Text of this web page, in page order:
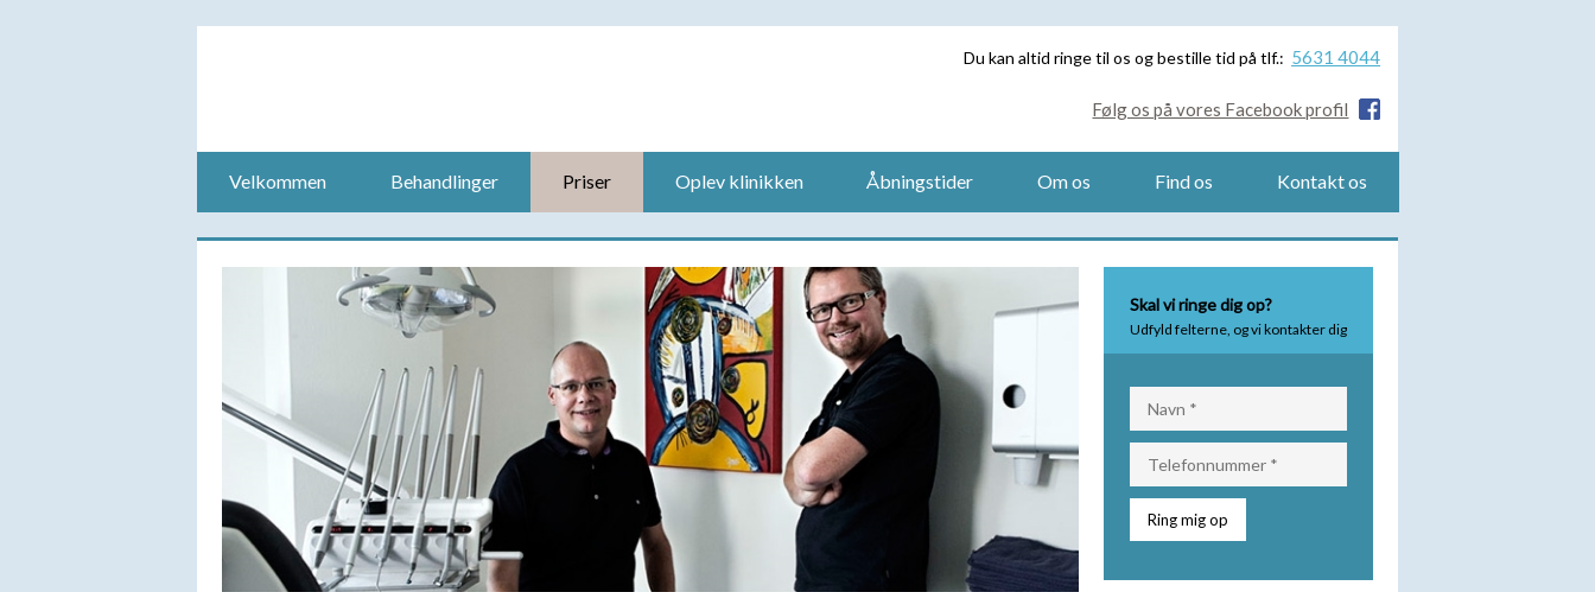
Du kan altid ringe til os og bestille tid på tlf.: 5631 4044
Følg os på vores Facebook profil
Velkommen Behandlinger Priser Oplev klinikken Åbningstider Om os Find os Kontakt os
Skal vi ringe dig op?
Udfyld felterne, og vi kontakter dig